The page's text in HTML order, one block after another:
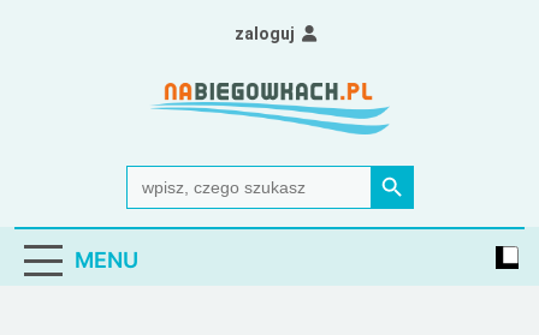
Nabiegowkach.pl
portal miłośników narciarstwa biegowego
Search
for:
Search Button
zaloguj
MENU